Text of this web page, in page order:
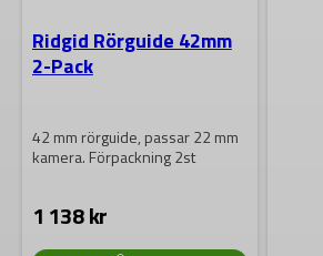
Ridgid Rörguide 42mm
2-Pack
42 mm rörguide, passar 22 mm
kamera. Förpackning 2st
1 138kr